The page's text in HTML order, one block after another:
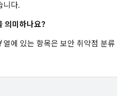
니다.
의미하나요?
열에 있는 항목은 보안 취약점 분류